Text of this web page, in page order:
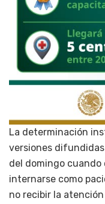
La determinación
versiones
del domingo
internarse como
no recibir la atención